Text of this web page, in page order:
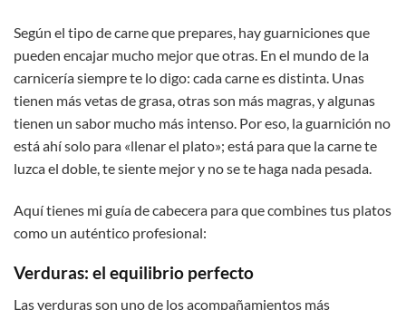
Según el tipo de carne que prepares, hay guarniciones que
pueden encajar mucho mejor que otras. En el mundo de la
carnicería siempre te lo digo: cada carne es distinta. Unas
tienen más vetas de grasa, otras son más magras, y algunas
tienen un sabor mucho más intenso. Por eso, la guarnición no
está ahí solo para «llenar el plato»; está para que la carne te
luzca el doble, te siente mejor y no se te haga nada pesada.
Aquí tienes mi guía de cabecera para que combines tus platos
como un auténtico profesional:
Verduras: el equilibrio perfecto
Las verduras son uno de los acompañamientos más